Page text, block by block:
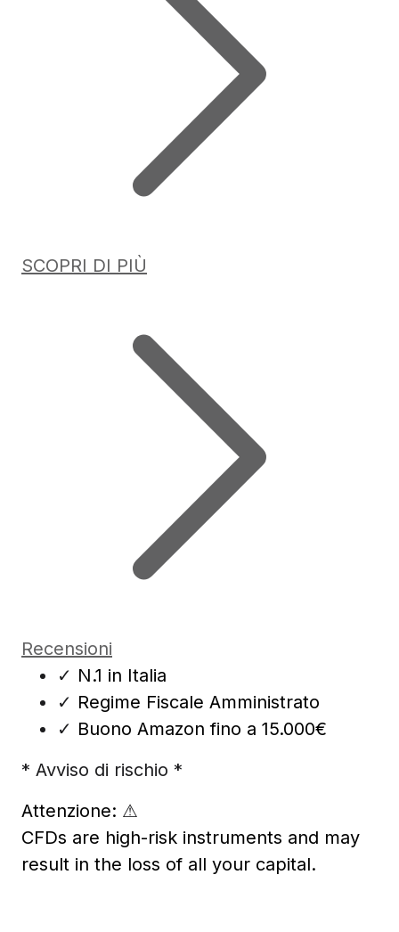
SCOPRI DI PIÙ
Recensioni
✓ N.1 in Italia
✓ Regime Fiscale Amministrato
✓ Buono Amazon fino a 15.000€
* Avviso di rischio *
Attenzione: ⚠
CFDs are high-risk instruments and may
result in the loss of all your capital.